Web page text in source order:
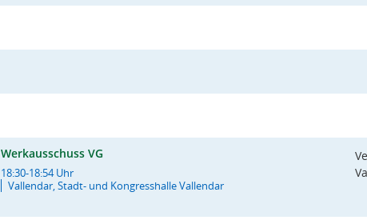
Werkausschuss VG
18:30-18:54 Uhr
Vallendar, Stadt- und Kongresshalle Vallendar